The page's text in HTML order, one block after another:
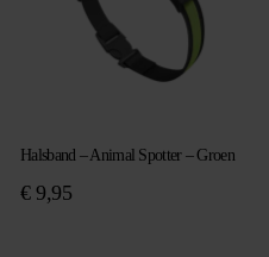
Halsband – Animal Spotter – Groen
€9,95